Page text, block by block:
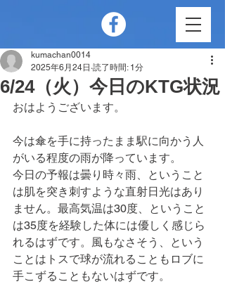
6/24（火）今日のKTG状況
kumachan0014
2025年6月24日 読了時間: 1分
おはようございます。
今は傘を手に持ったまま駅に向かう人
がいる程度の雨が降っています。
今日の予報は曇り時々雨、ということ
は肌を突き刺すような直射日光はあり
ません。最高気温は30度、ということ
は35度を経験した体には優しく感じら
れるはずです。風もなさそう、という
ことはトスで球が流れることもロブに
手こずることもないはずです。